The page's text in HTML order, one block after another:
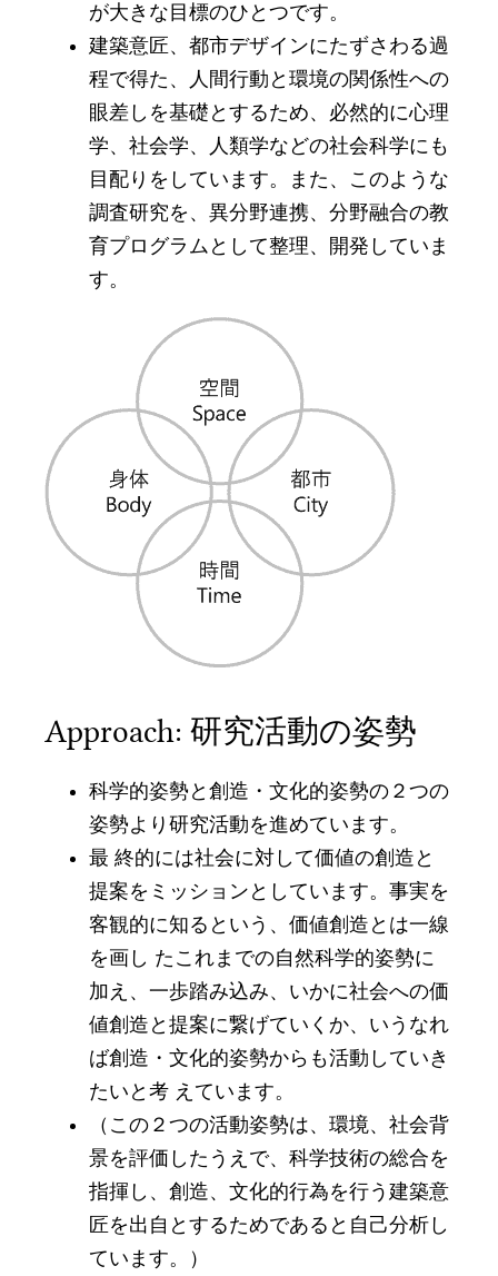
が大きな目標のひとつです。
建築意匠、都市デザインにたずさわる過
程で得た、人間行動と環境の関係性への
眼差しを基礎とするため、必然的に心理
学、社会学、人類学などの社会科学にも
目配りをしています。また、このような
調査研究を、異分野連携、分野融合の教
育プログラムとして整理、開発していま
す。
Approach: 研究活動の姿勢
科学的姿勢と創造・文化的姿勢の２つの
姿勢より研究活動を進めています。
最 終的には社会に対して価値の創造と
提案をミッションとしています。事実を
客観的に知るという、価値創造とは一線
を画し たこれまでの自然科学的姿勢に
加え、一歩踏み込み、いかに社会への価
値創造と提案に繋げていくか、いうなれ
ば創造・文化的姿勢からも活動していき
たいと考 えています。
（この２つの活動姿勢は、環境、社会背
景を評価したうえで、科学技術の総合を
指揮し、創造、文化的行為を行う建築意
匠を出自とするためであると自己分析し
ています。）